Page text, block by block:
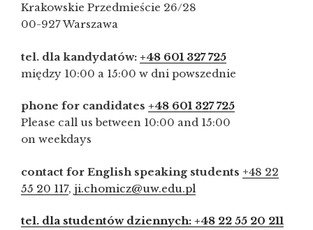
Krakowskie Przedmieście 26/28
00-927 Warszawa
tel. dla kandydatów: +48 601 327 725
między 10:00 a 15:00 w dni powszednie
phone for candidates +48 601 327 725
Please call us between 10:00 and 15:00
on weekdays
contact for English speaking students +48 22
55 20 117, ji.chomicz@uw.edu.pl
tel. dla studentów dziennych: +48 22 55 20 211